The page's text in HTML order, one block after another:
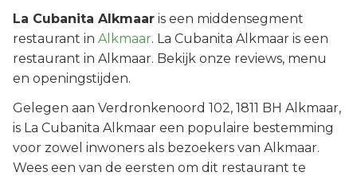
La Cubanita Alkmaar is een middensegment
restaurant in Alkmaar. La Cubanita Alkmaar is een
restaurant in Alkmaar. Bekijk onze reviews, menu
en openingstijden.
Gelegen aan Verdronkenoord 102, 1811 BH Alkmaar,
is La Cubanita Alkmaar een populaire bestemming
voor zowel inwoners als bezoekers van Alkmaar.
Wees een van de eersten om dit restaurant te